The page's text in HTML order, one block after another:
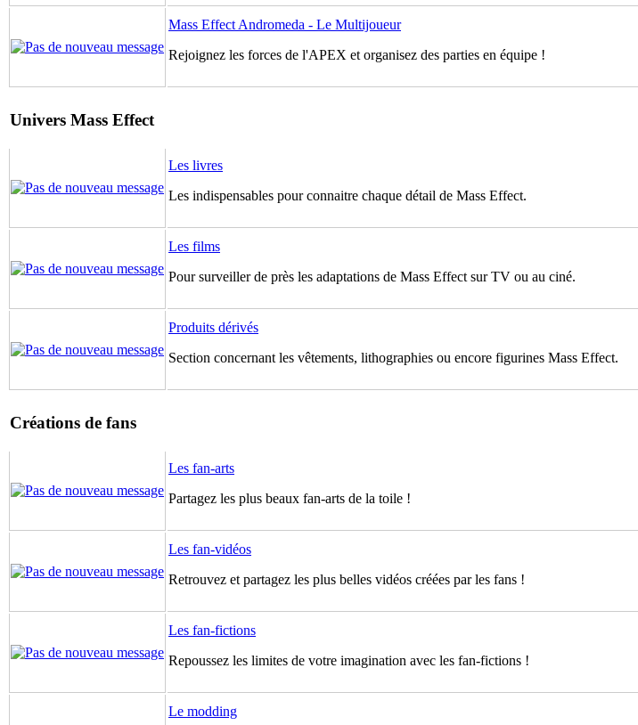
Mass Effect Andromeda - Le Multijoueur
Rejoignez les forces de l'APEX et organisez des parties en équipe !
Univers Mass Effect
Les livres
Les indispensables pour connaitre chaque détail de Mass Effect.
Les films
Pour surveiller de près les adaptations de Mass Effect sur TV ou au ciné.
Produits dérivés
Section concernant les vêtements, lithographies ou encore figurines Mass Effect.
Créations de fans
Les fan-arts
Partagez les plus beaux fan-arts de la toile !
Les fan-vidéos
Retrouvez et partagez les plus belles vidéos créées par les fans !
Les fan-fictions
Repoussez les limites de votre imagination avec les fan-fictions !
Le modding